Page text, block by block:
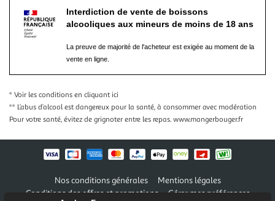
Interdiction de vente de boissons
alcooliques aux mineurs de moins de 18 ans
La preuve de majorité de l'acheteur est exigée au moment de la
vente en ligne.
* Voir les conditions en cliquant ici
** L’abus d’alcool est dangereux pour la santé, à consommer avec modération
Pour votre santé, évitez de grignoter entre les repas. www.mangerbouger.fr
Nos conditions générales
Mentions légales
Conditions des offres et promotions
Gérer mes préférences